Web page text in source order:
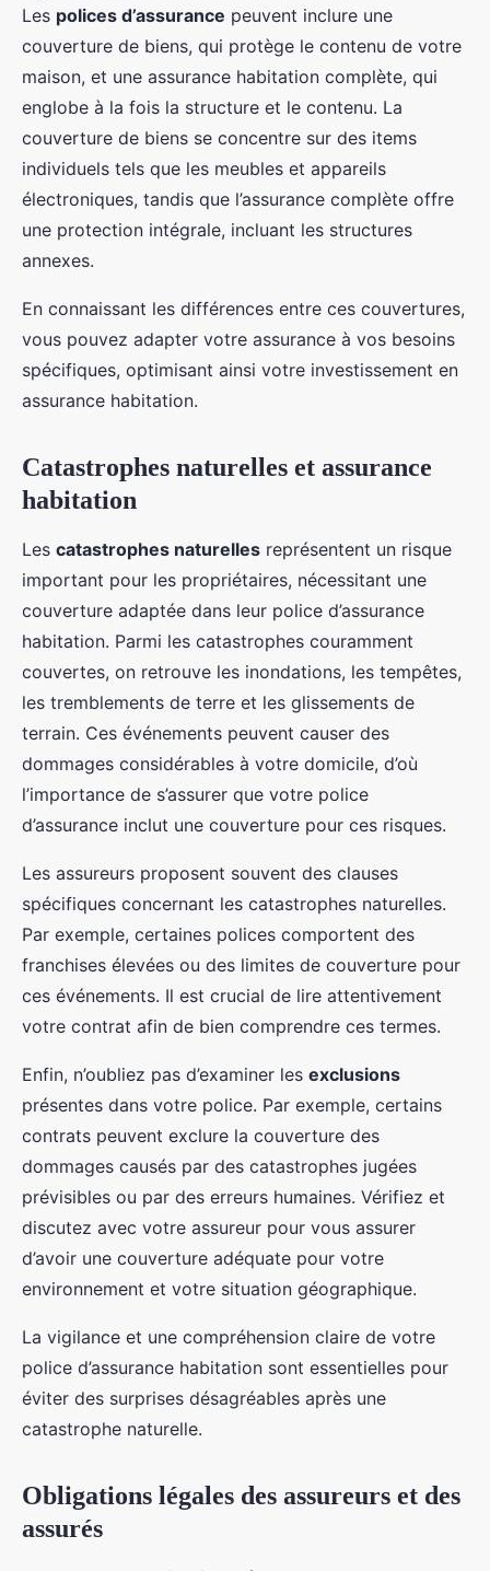
Les polices d’assurance peuvent inclure une
couverture de biens, qui protège le contenu de votre
maison, et une assurance habitation complète, qui
englobe à la fois la structure et le contenu. La
couverture de biens se concentre sur des items
individuels tels que les meubles et appareils
électroniques, tandis que l’assurance complète offre
une protection intégrale, incluant les structures
annexes.
En connaissant les différences entre ces couvertures,
vous pouvez adapter votre assurance à vos besoins
spécifiques, optimisant ainsi votre investissement en
assurance habitation.
Catastrophes naturelles et assurance
habitation
Les catastrophes naturelles représentent un risque
important pour les propriétaires, nécessitant une
couverture adaptée dans leur police d’assurance
habitation. Parmi les catastrophes couramment
couvertes, on retrouve les inondations, les tempêtes,
les tremblements de terre et les glissements de
terrain. Ces événements peuvent causer des
dommages considérables à votre domicile, d’où
l’importance de s’assurer que votre police
d’assurance inclut une couverture pour ces risques.
Les assureurs proposent souvent des clauses
spécifiques concernant les catastrophes naturelles.
Par exemple, certaines polices comportent des
franchises élevées ou des limites de couverture pour
ces événements. Il est crucial de lire attentivement
votre contrat afin de bien comprendre ces termes.
Enfin, n’oubliez pas d’examiner les exclusions
présentes dans votre police. Par exemple, certains
contrats peuvent exclure la couverture des
dommages causés par des catastrophes jugées
prévisibles ou par des erreurs humaines. Vérifiez et
discutez avec votre assureur pour vous assurer
d’avoir une couverture adéquate pour votre
environnement et votre situation géographique.
La vigilance et une compréhension claire de votre
police d’assurance habitation sont essentielles pour
éviter des surprises désagréables après une
catastrophe naturelle.
Obligations légales des assureurs et des
assurés